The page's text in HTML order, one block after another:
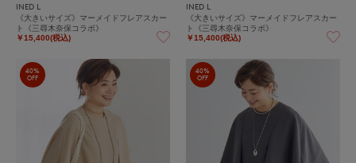
INED L
《大きいサイズ》マーメイドフレアスカー
ト《三尋木奈保コラボ》
￥15,400(税込)
INED L
《大きいサイズ》マーメイドフレアスカー
ト《三尋木奈保コラボ》
￥15,400(税込)
40%
OFF
40%
OFF